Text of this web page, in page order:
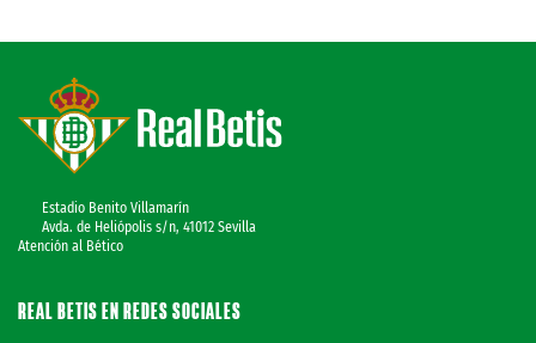
Estadio Benito Villamarín
Avda. de Heliópolis s/n, 41012 Sevilla
Atención al Bético
REAL BETIS EN REDES SOCIALES